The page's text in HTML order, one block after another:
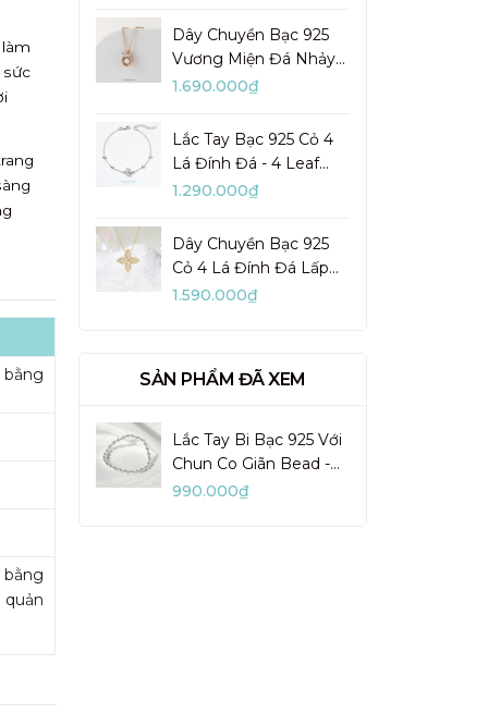
bằng
Dây Chuyền Bạc 925
Vương Miện Đá Nhảy
My Queen - VYN13
1.690.000₫
Lắc Tay Bạc 925 Cỏ 4
Lá Đính Đá - 4 Leaf
Clover - VYB27
1.290.000₫
Dây Chuyền Bạc 925
Cỏ 4 Lá Đính Đá Lấp
Lánh Lady Clover -
1.590.000₫
SẢN PHẨM ĐÃ XEM
Lắc Tay Bi Bạc 925 Với
Chun Co Giãn Bead -
VCB500
990.000₫